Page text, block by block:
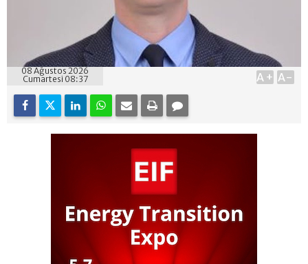
08 Ağustos 2026
Cumartesi 08:37
A+ A-